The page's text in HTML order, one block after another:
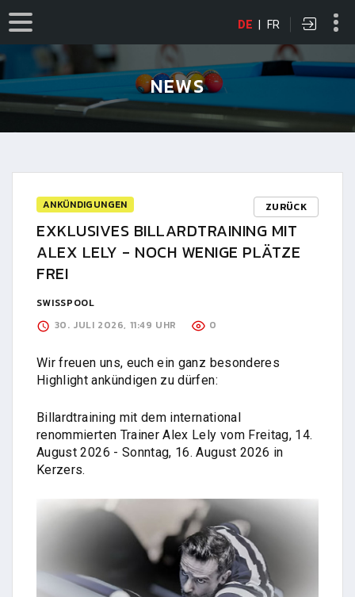
DE | FR
NEWS
ANKÜNDIGUNGEN ZURÜCK
EXKLUSIVES BILLARDTRAINING MIT
ALEX LELY - NOCH WENIGE PLÄTZE
FREI
SWISSPOOL
30. JULI 2026, 11:49 UHR
0
Wir freuen uns, euch ein ganz besonderes
Highlight ankündigen zu dürfen:
Billardtraining mit dem international
renommierten Trainer Alex Lely vom Freitag, 14.
August 2026 - Sonntag, 16. August 2026 in
Kerzers.